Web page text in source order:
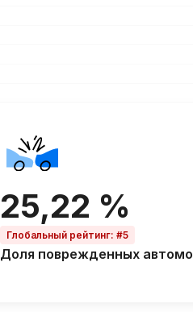
25,22 %
Глобальный рейтинг:#5
Доля поврежденных